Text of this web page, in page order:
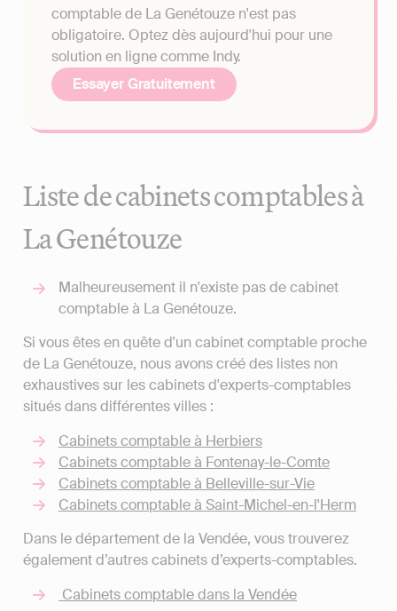
comptable de La Genétouze n'est pas
obligatoire. Optez dès aujourd'hui pour une
solution en ligne comme Indy.
Essayer Gratuitement
Liste de cabinets comptables à
La Genétouze
Malheureusement il n'existe pas de cabinet
comptable à La Genétouze.
Si vous êtes en quête d'un cabinet comptable proche
de La Genétouze, nous avons créé des listes non
exhaustives sur les cabinets d'experts-comptables
situés dans différentes villes :
Cabinets comptable à Herbiers
Cabinets comptable à Fontenay-le-Comte
Cabinets comptable à Belleville-sur-Vie
Cabinets comptable à Saint-Michel-en-l'Herm
Dans le département de la Vendée, vous trouverez
également d’autres cabinets d’experts-comptables.
Cabinets comptable dans la Vendée